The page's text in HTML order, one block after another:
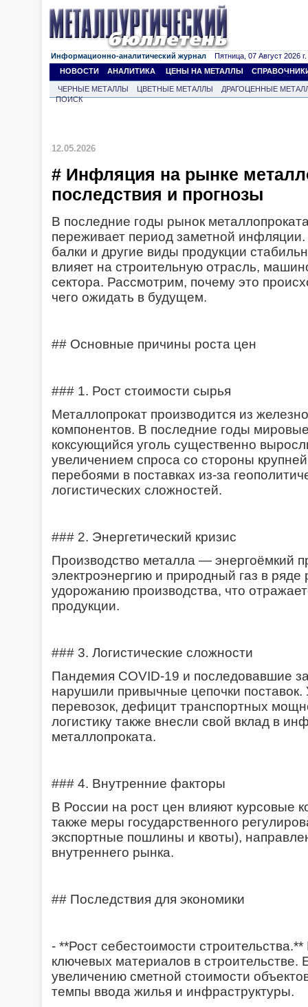
Информационно-аналитический журнал Пятница, 07 Август 2026 г.
НОВОСТИ
АНАЛИТИКА ЦЕНЫ НА МЕТАЛЛЫ
ЧЕРНЫЕ МЕТАЛЛЫ ЦВЕТНЫЕ МЕТАЛЛЫ
ДРАГОЦЕННЫЕ
ПОИСК
12.05.2026
# Инфляция на рынке
последствия и прогнозы
В последние годы рынок
переживает период заметной
балки и другие виды продукции
влияет на строительную отрасль,
сектора. Рассмотрим, почему это
чего ожидать в будущем.
## Основные причины роста цен
### 1. Рост стоимости сырья
Металлопрокат производится из
компонентов. В последние годы
коксующийся уголь существенно
увеличением спроса со стороны
перебоями в поставках из-за
логистических сложностей.
### 2. Энергетический кризис
Производство металла — энергоёмкий
электроэнергию и природный газ в ряде
удорожанию производства, что
продукции.
### 3. Логистические сложности
Пандемия COVID-19 и последовавшие
нарушили привычные цепочки
перевозок, дефицит транспортных
логистику также внесли свой вклад в
металлопроката.
### 4. Внутренние факторы
В России на рост цен влияют курсовые
также меры государственного
экспортные пошлины и квоты),
внутреннего рынка.
## Последствия для экономики
- **Рост себестоимости
ключевых материалов в строительстве.
увеличению сметной стоимости
темпы ввода жилья и инфраструктуры.